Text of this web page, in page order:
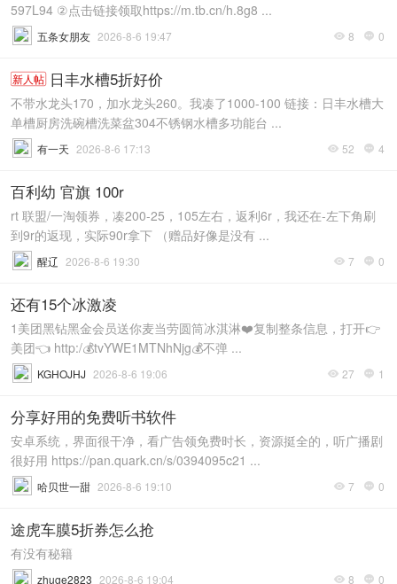
597L94 ②点击链接领取https://m.tb.cn/h.8g8 ...
 8  0
五条女朋友 2026-8-6 19:47
新人帖 日丰水槽5折好价
不带水龙头170，加水龙头260。我凑了1000-100 链接：日丰水槽大
单槽厨房洗碗槽洗菜盆304不锈钢水槽多功能台 ...
 52  4
有一天 2026-8-6 17:13
百利幼 官旗 100r
rt 联盟/一淘领券，凑200-25，105左右，返利6r，我还在-左下角刷
到9r的返现，实际90r拿下 （赠品好像是没有 ...
 7  0
醒辽 2026-8-6 19:30
还有15个冰激凌
1美团黑钻黑金会员送你麦当劳圆筒冰淇淋❤️复制整条信息，打开👉
美团👈 http:/💰tvYWE1MTNhNjg💰不弹 ...
 27  1
KGHOJHJ 2026-8-6 19:06
分享好用的免费听书软件
安卓系统，界面很干净，看广告领免费时长，资源挺全的，听广播剧
很好用 https://pan.quark.cn/s/0394095c21 ...
 7  0
哈贝世一甜 2026-8-6 19:10
途虎车膜5折券怎么抢
有没有秘籍
 8  0
zhuge2823 2026-8-6 19:04